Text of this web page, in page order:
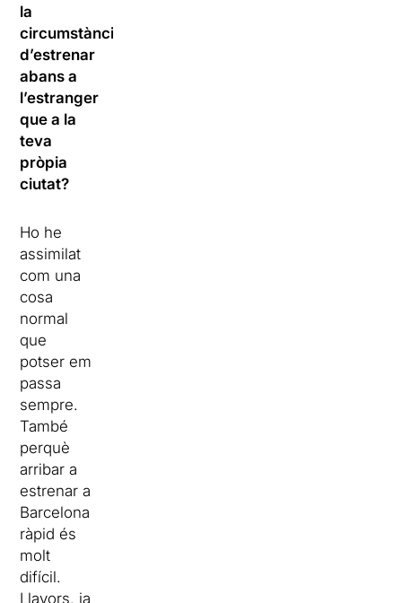
la
circumstància
d’estrenar
abans a
l’estranger
que a la
teva
pròpia
ciutat?
Ho he
assimilat
com una
cosa
normal
que
potser em
passa
sempre.
També
perquè
arribar a
estrenar a
Barcelona
ràpid és
molt
difícil.
Llavors, ja